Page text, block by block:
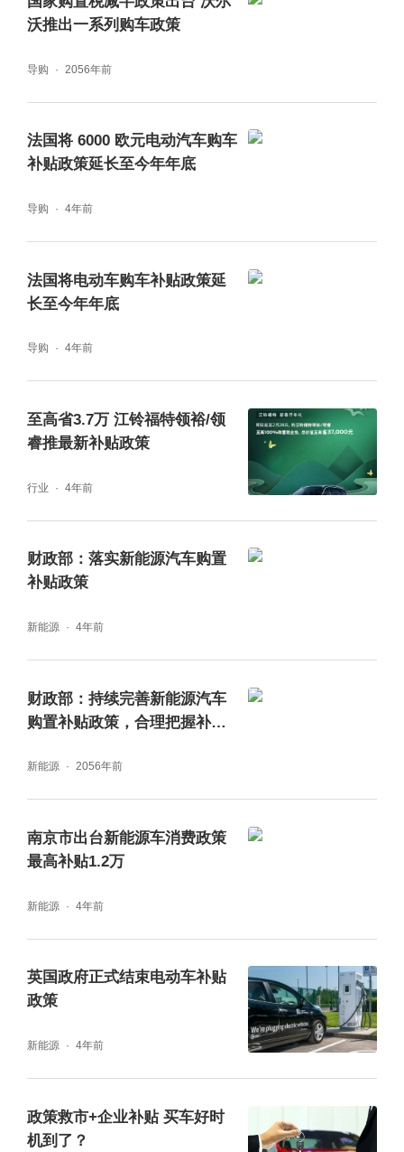
沃推出一系列购车政策
导购 2056年前
法国将 6000 欧元电动汽车购车
补贴政策延长至今年年底
导购 4年前
法国将电动车购车补贴政策延
长至今年年底
导购 4年前
至高省3.7万 江铃福特领裕/领
睿推最新补贴政策
行业 4年前
财政部：落实新能源汽车购置
补贴政策
新能源 4年前
财政部：持续完善新能源汽车
购置补贴政策，合理把握补贴
新能源 2056年前
南京市出台新能源车消费政策
最高补贴1.2万
新能源 4年前
英国政府正式结束电动车补贴
政策
新能源 4年前
政策救市+企业补贴 买车好时
机到了？